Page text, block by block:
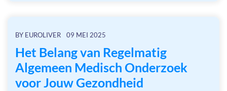
BY EUROLIVER 09 MEI 2025
Het Belang van Regelmatig
Algemeen Medisch Onderzoek
voor Jouw Gezondheid